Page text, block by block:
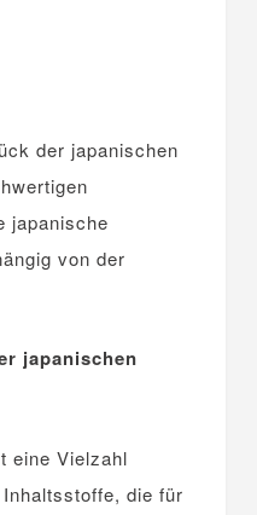
der japanischen
japanische
von der
japanischen
eine Vielzahl
die für